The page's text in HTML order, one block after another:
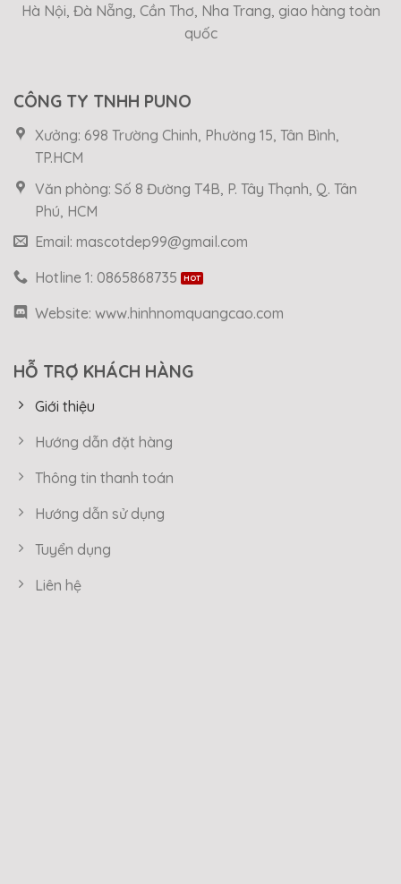
Hà Nội, Đà Nẵng, Cần Thơ, Nha Trang, giao hàng toàn
quốc
CÔNG TY TNHH PUNO
Xưởng: 698 Trường Chinh, Phường 15, Tân Bình,
TP.HCM
Văn phòng: Số 8 Đường T4B, P. Tây Thạnh, Q. Tân
Phú, HCM
Email: mascotdep99@gmail.com
Hotline 1: 0865868735
Website: www.hinhnomquangcao.com
HỖ TRỢ KHÁCH HÀNG
Giới thiệu
Hướng dẫn đặt hàng
Thông tin thanh toán
Hướng dẫn sử dụng
Tuyển dụng
Liên hệ